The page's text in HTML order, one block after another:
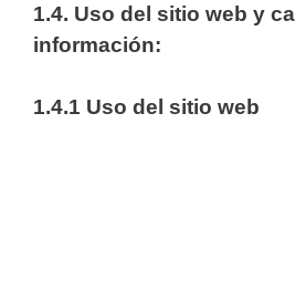
1.4. Uso del sitio web y
información:
1.4.1 Uso del sitio web